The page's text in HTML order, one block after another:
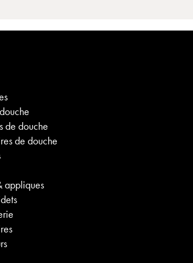
de douche
de douche
appliques